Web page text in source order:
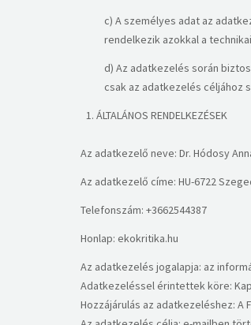
c) A személyes adat az
rendelkezik azokkal a
d) Az adatkezelés során
csak az adatkezelés céljához
ÁLTALÁNOS RENDELKEZÉSEK
Az adatkezelő neve: Dr. Hódosy
Az adatkezelő címe: HU-6722
Telefonszám: +3662544387
Honlap: ekokritika.hu
Az adatkezelés jogalapja: az
Adatkezeléssel érintettek köre:
Hozzájárulás az adatkezeléshez: